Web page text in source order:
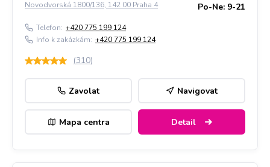
Novodvorská 1800/136, 142 00 Praha 4 Po-Ne: 9-21
Telefon: +420 775 199 124
Info k zakázkám: +420 775 199 124
(310)
Zavolat Navigovat
Mapa centra Detail